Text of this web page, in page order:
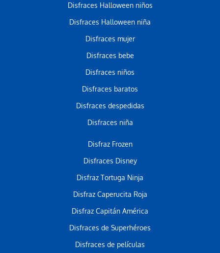
Disfraces Halloween niños
Disfraces Halloween niña
Disfraces mujer
Disfraces bebe
Disfraces niños
Disfraces baratos
Disfraces despedidas
Disfraces niña
Disfraz Frozen
Disfraces Disney
Disfraz Tortuga Ninja
Disfraz Caperucita Roja
Disfraz Capitán América
Disfraces de Superhéroes
Disfraces de películas